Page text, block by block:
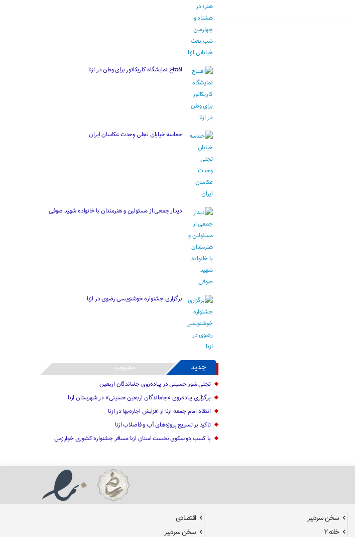
افتتاح نمایشگاه کاریکاتور برای وطن در ازنا
حماسه خیابان تجلی وحدت عکاسان ایران
دیدار جمعی از مسئولین و هنرمندان با خانواده شهید صوفی
برگزاری جشنواره خوشنویسی رضوی در ازنا
جدید محبوب
تجلی شور حسینی در پیاده‌روی جاماندگان اربعین
برگزاری پیاده‌روی «جاماندگان اربعین حسینی» در شهرستان ازنا
انتقاد امام جمعه ازنا از افزایش اجاره‌بها در ازنا
تاکید بر تسریع پروژه‌های آب و فاضلاب ازنا
با کسب دو سکوی نخست استان ازنا مسافر جشنواره کشوری خوارزمی
سخن سردبیر
اقتصادی
خانه ۲ سخن سردبیر